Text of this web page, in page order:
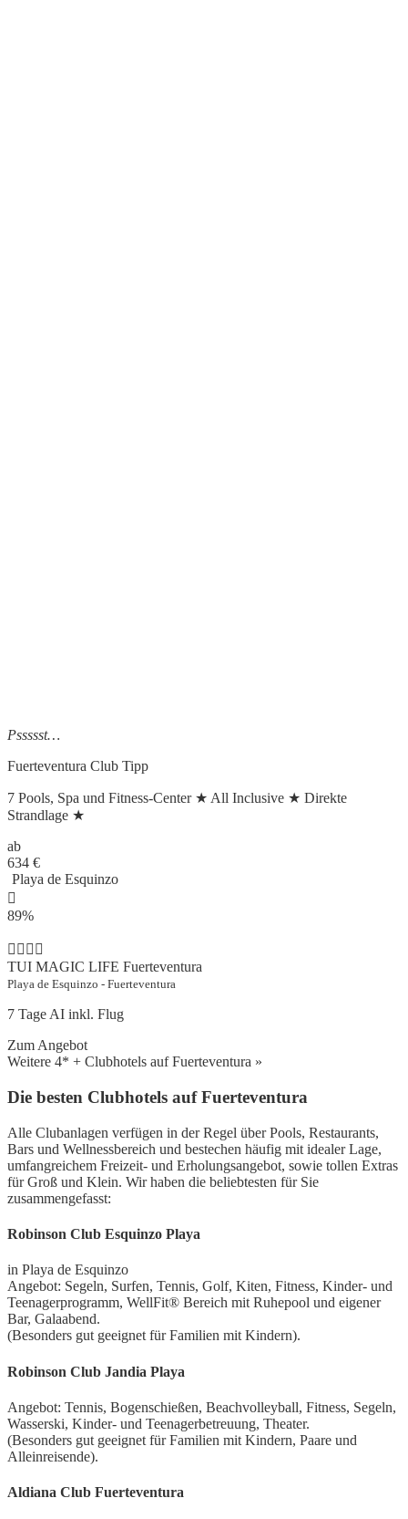
Pssssst…
Fuerteventura Club Tipp
7 Pools, Spa und Fitness-Center ★ All Inclusive ★ Direkte
Strandlage ★
ab
634 €
Playa de Esquinzo
89%
TUI MAGIC LIFE Fuerteventura
Playa de Esquinzo - Fuerteventura
7 Tage AI inkl. Flug
Zum Angebot
Weitere 4* + Clubhotels auf Fuerteventura »
Die besten Clubhotels auf Fuerteventura
Alle Clubanlagen verfügen in der Regel über Pools, Restaurants,
Bars und Wellnessbereich und bestechen häufig mit idealer Lage,
umfangreichem Freizeit- und Erholungsangebot, sowie tollen Extras
für Groß und Klein. Wir haben die beliebtesten für Sie
zusammengefasst:
Robinson Club Esquinzo Playa
in Playa de Esquinzo
Angebot: Segeln, Surfen, Tennis, Golf, Kiten, Fitness, Kinder- und
Teenagerprogramm, WellFit® Bereich mit Ruhepool und eigener
Bar, Galaabend.
(Besonders gut geeignet für Familien mit Kindern).
Robinson Club Jandia Playa
Angebot: Tennis, Bogenschießen, Beachvolleyball, Fitness, Segeln,
Wasserski, Kinder- und Teenagerbetreuung, Theater.
(Besonders gut geeignet für Familien mit Kindern, Paare und
Alleinreisende).
Aldiana Club Fuerteventura